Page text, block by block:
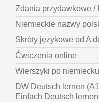
Zdania przydawkowe /
Niemieckie nazwy
Skróty językowe od A
Ćwiczenia online
Wierszyki po niemiecku
DW Deutsch lernen
Einfach Deutsch lernen